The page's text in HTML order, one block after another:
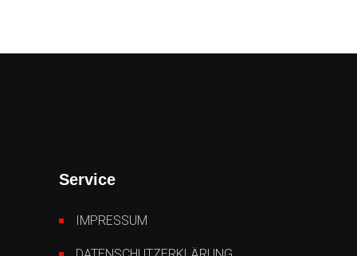
Service
IMPRESSUM